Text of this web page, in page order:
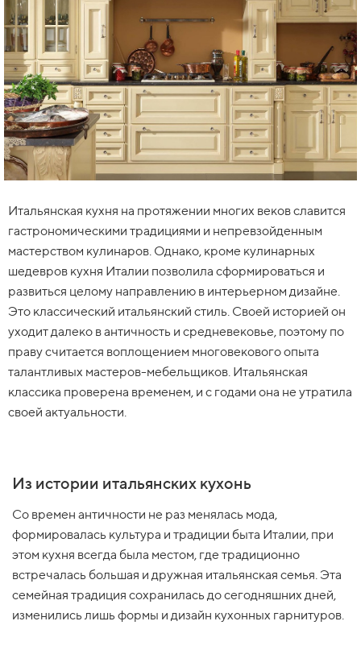
Итальянская кухня на протяжении многих веков славится
гастрономическими традициями и непревзойденным
мастерством кулинаров. Однако, кроме кулинарных
шедевров кухня Италии позволила сформироваться и
развиться целому направлению в интерьерном дизайне.
Это классический итальянский стиль. Своей историей он
уходит далеко в античность и средневековье, поэтому по
праву считается воплощением многовекового опыта
талантливых мастеров-мебельщиков. Итальянская
классика проверена временем, и с годами она не утратила
своей актуальности.
Из истории итальянских кухонь
Со времен античности не раз менялась мода,
формировалась культура и традиции быта Италии, при
этом кухня всегда была местом, где традиционно
встречалась большая и дружная итальянская семья. Эта
семейная традиция сохранилась до сегодняшних дней,
изменились лишь формы и дизайн кухонных гарнитуров.